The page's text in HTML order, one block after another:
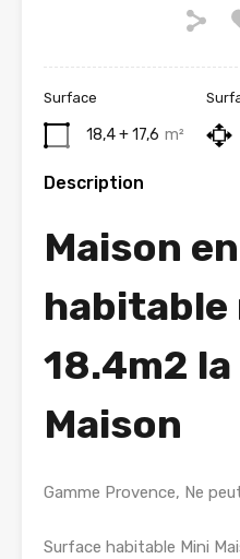
Surface
18,4 + 17,6 m²
Description
Maison
habitable
18.4m2 la
Maison
Gamme Provence, Ne
Surface habitable Mini